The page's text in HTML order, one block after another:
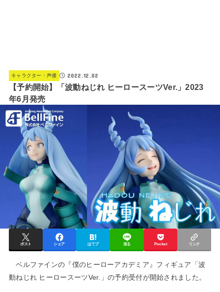
キャラクター・声優 2022.12.02
【予約開始】「波動ねじれ ヒーロースーツVer.」2023
年6月発売
ポスト シェア はてブ 送る Pocket リンク
ベルファインの『僕のヒーローアカデミア』フィギュア「波
動ねじれ ヒーロースーツVer.」の予約受付が開始されました。